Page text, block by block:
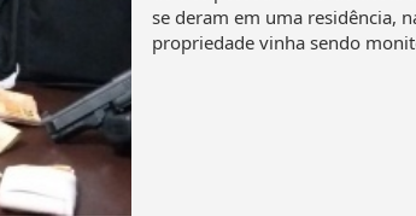
se deram em uma residência,
propriedade vinha sendo